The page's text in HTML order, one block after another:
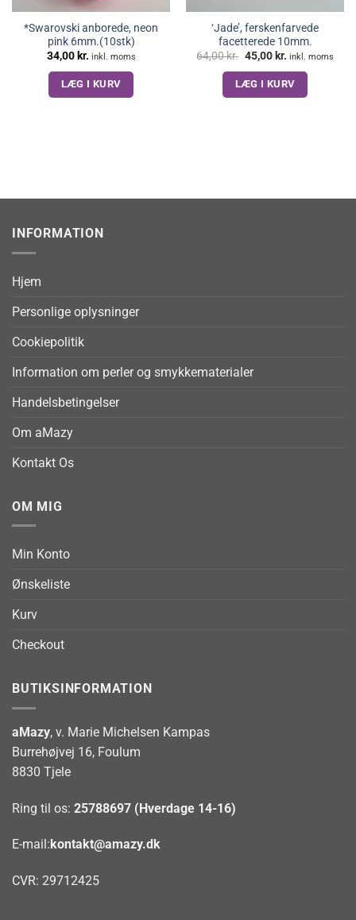
*Swarovski anborede, neon
pink 6mm.(10stk)
34,00 kr. inkl. moms
LÆG I KURV
‘Jade’, ferskenfarvede
facetterede 10mm.
64,00kr. Den
oprindelige
pris
var:
64,00 kr..
45,00 kr.Den
pris
er:
45,00 kr..
inkl. moms
LÆG I KURV
INFORMATION
Hjem
Personlige oplysninger
Cookiepolitik
Information om perler og smykkematerialer
Handelsbetingelser
Om aMazy
Kontakt Os
OM MIG
Min Konto
Ønskeliste
Kurv
Checkout
BUTIKSINFORMATION
aMazy, v. Marie Michelsen Kampas
Burrehøjvej 16, Foulum
8830 Tjele
Ring til os: 25788697 (Hverdage 14-16)
E-mail: kontakt@amazy.dk
CVR: 29712425